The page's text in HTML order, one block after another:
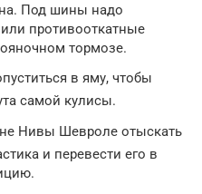
Под шины надо
противооткатные
тормозе.
в яму, чтобы
самой кулисы.
Нивы Шевроле отыскать
и перевести его в